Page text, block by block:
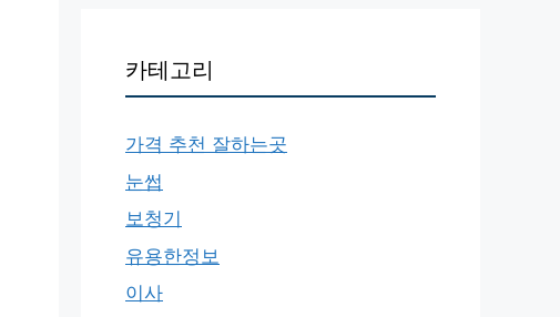
카테고리
가격 추천 잘하는곳
눈썹
보청기
유용한정보
이사